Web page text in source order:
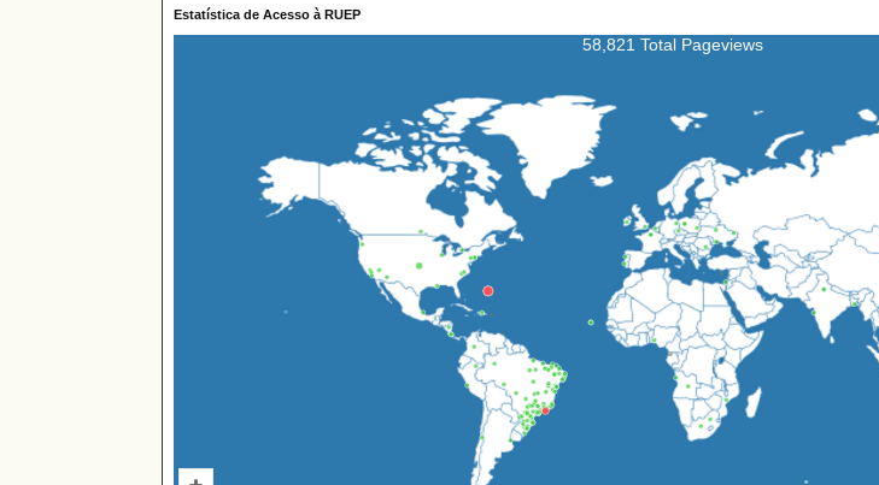
Estatística de Acesso à RUEP
58,821 Total Pageviews